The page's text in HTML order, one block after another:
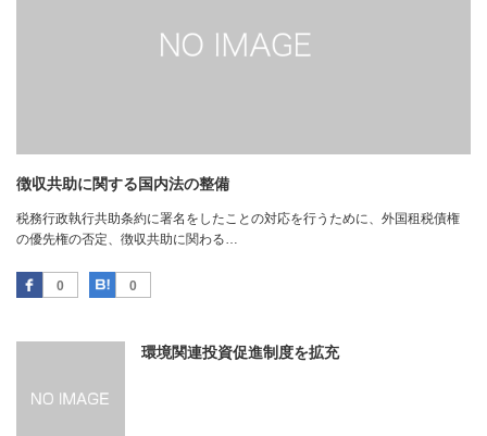
徴収共助に関する国内法の整備
税務行政執行共助条約に署名をしたことの対応を行うために、外国租税債権
の優先権の否定、徴収共助に関わる…
0
Facebook 0
はてなブックマーク
環境関連投資促進制度を拡充